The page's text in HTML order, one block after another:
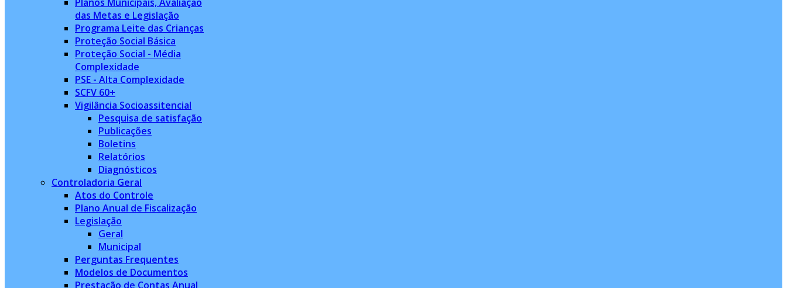
das Metas e Legislação
Programa Leite das Crianças
Proteção Social Básica
Proteção Social - Média
Complexidade
PSE - Alta Complexidade
SCFV 60+
Vigilância Socioassitencial
Pesquisa de satisfação
Publicações
Boletins
Relatórios
Diagnósticos
Controladoria Geral
Atos do Controle
Plano Anual de Fiscalização
Legislação
Geral
Municipal
Perguntas Frequentes
Modelos de Documentos
Prestação de Contas Anual